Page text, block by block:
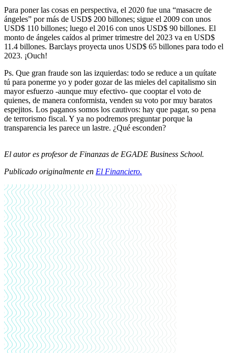
Para poner las cosas en perspectiva, el 2020 fue una “masacre de
ángeles” por más de USD$ 200 billones; sigue el 2009 con unos
USD$ 110 billones; luego el 2016 con unos USD$ 90 billones. El
monto de ángeles caídos al primer trimestre del 2023 va en USD$
11.4 billones. Barclays proyecta unos USD$ 65 billones para todo el
2023. ¡Ouch!
Ps. Que gran fraude son las izquierdas: todo se reduce a un quítate
tú para ponerme yo y poder gozar de las mieles del capitalismo sin
mayor esfuerzo -aunque muy efectivo- que cooptar el voto de
quienes, de manera conformista, venden su voto por muy baratos
espejitos. Los paganos somos los cautivos: hay que pagar, so pena
de terrorismo fiscal. Y ya no podremos preguntar porque la
transparencia les parece un lastre. ¿Qué esconden?
El autor es profesor de Finanzas de EGADE Business School.
Publicado originalmente en El Financiero.